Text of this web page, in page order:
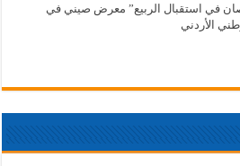
في استقبال الربيع” معرض صيني في
الأردني